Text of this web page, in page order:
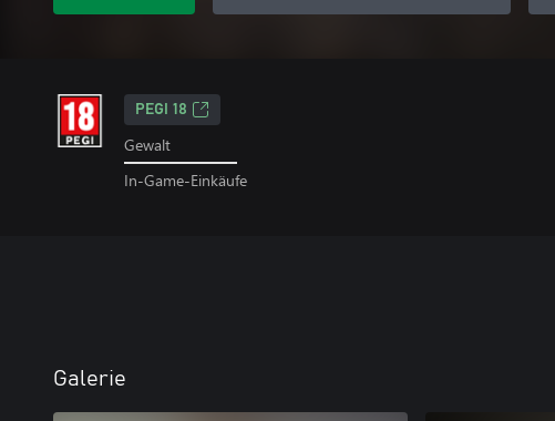
PEGI 18
Gewalt
In-Game-Einkäufe
Galerie